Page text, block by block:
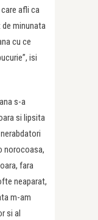
afli ca
minunata
cu ce
isi
s-a
si lipsita
norocoasa,
fara
neaparat,
m-am
si al